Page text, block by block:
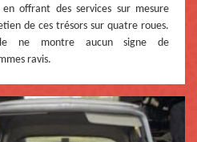
offrant des services sur mesure
de ces trésors sur quatre roues.
ne montre aucun signe de
ravis.